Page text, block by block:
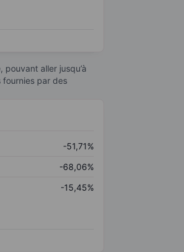
aller jusqu’à
par des
-51,71%
-68,06%
-15,45%